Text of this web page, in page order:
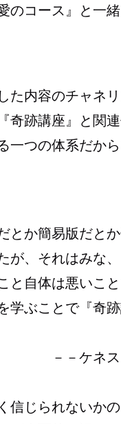
コース』と一
内容のチャネ
跡講座』と関
つの体系だから
とか簡易版だと
が、それはみな
と自体は悪いこ
ぶことで『奇
プニ
信じられないか